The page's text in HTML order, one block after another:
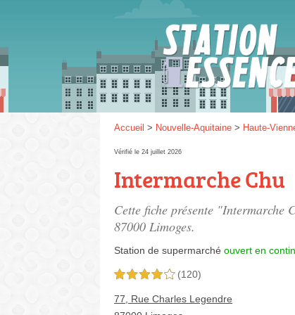
Accueil > Nouvelle-Aquitaine > Haute-
Vérifié le 24 juillet 2026
Intermarche Chu
Cette fiche présente "Intermarche
87000 Limoges.
Station de supermarché ouvert en
4,0 étoiles sur 5 (120)
77, Rue Charles Legendre